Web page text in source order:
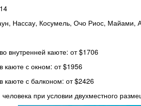
Нассау, Косумель, Очо Риос, Майами,
внутренней каюте: от $1706
каюте с окном: от $1956
каюте с балконом: от $2426
при условии двухместного